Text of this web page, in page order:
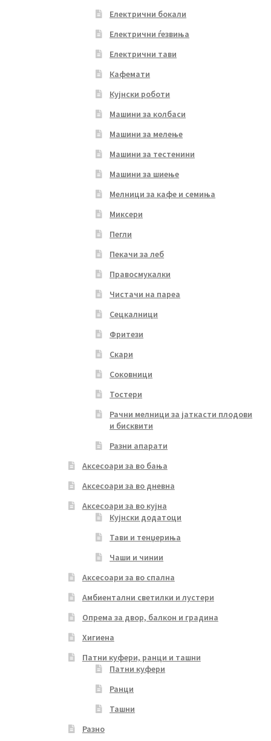
Електрични бокали
Електрични ѓезвиња
Електрични тави
Кафемати
Кујнски роботи
Машини за колбаси
Машини за мелење
Машини за тестенини
Машини за шиење
Мелници за кафе и семиња
Миксери
Пегли
Пекачи за леб
Правосмукалки
Чистачи на пареа
Сецкалници
Фритези
Скари
Соковници
Тостери
Рачни мелници за јаткасти плодови
и бисквити
Разни апарати
Аксесоари за во бања
Аксесоари за во дневна
Аксесоари за во кујна
Кујнски додатоци
Тави и тенџериња
Чаши и чинии
Аксесоари за во спална
Амбиентални светилки и лустери
Опрема за двор, балкон и градина
Хигиена
Патни куфери, ранци и ташни
Патни куфери
Ранци
Ташни
Разно